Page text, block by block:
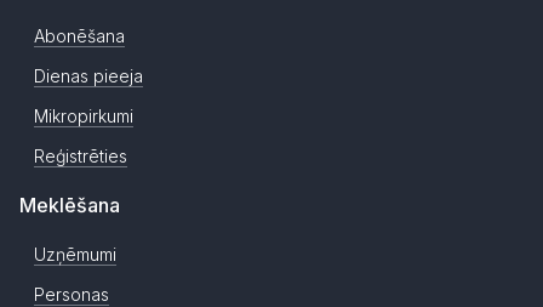
Abonēšana
Dienas pieeja
Mikropirkumi
Reģistrēties
Meklēšana
Uzņēmumi
Personas